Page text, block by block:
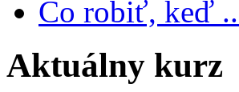
Čo robiť, keď
Aktuálny kurz